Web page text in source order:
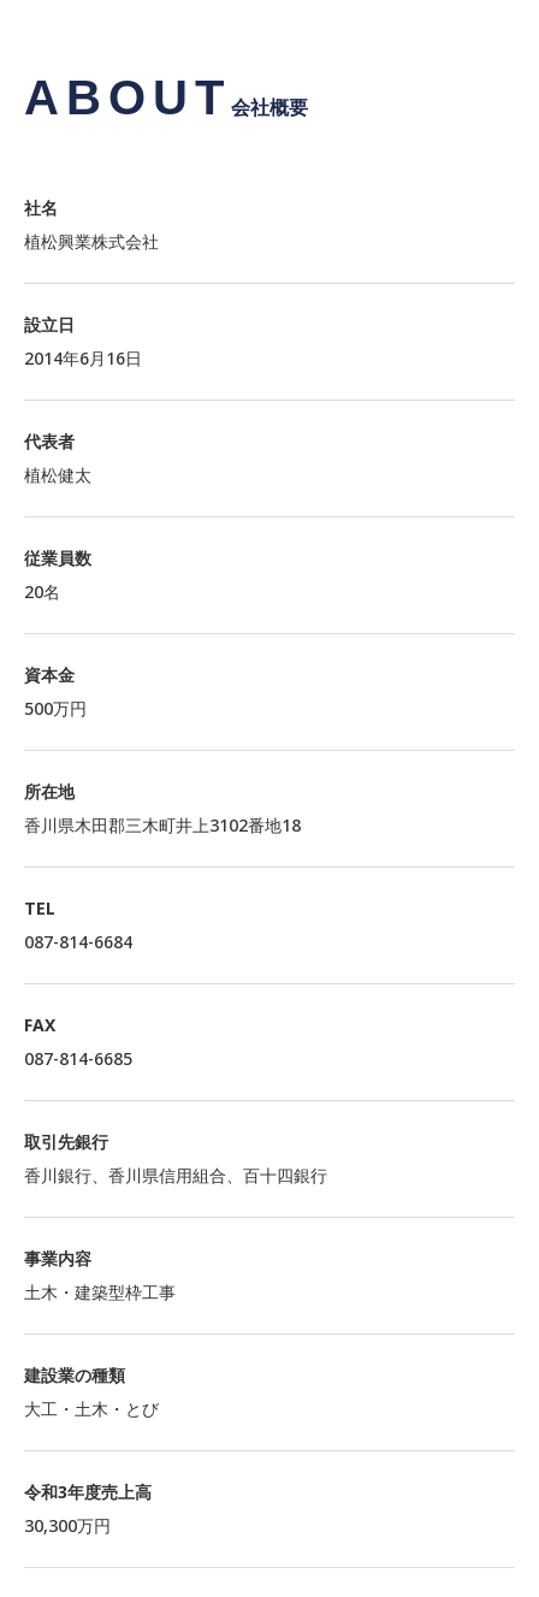
ABOUT 会社概要
社名
植松興業株式会社
設立日
2014年6月16日
代表者
植松健太
従業員数
20名
資本金
500万円
所在地
香川県木田郡三木町井上3102番地18
TEL
087-814-6684
FAX
087-814-6685
取引先銀行
香川銀行、香川県信用組合、百十四銀行
事業内容
土木・建築型枠工事
建設業の種類
大工・土木・とび
令和3年度売上高
30,300万円